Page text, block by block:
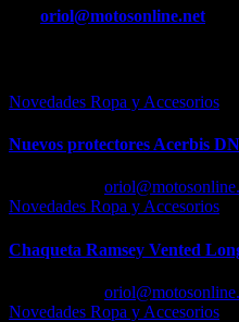
entradas
oriol@motosonline.net
Novedades Ropa y Accesorios
Nuevos protectores Acerbis
Novedades Ropa y Accesorios
Chaqueta Ramsey Vented
Novedades Ropa y Accesorios